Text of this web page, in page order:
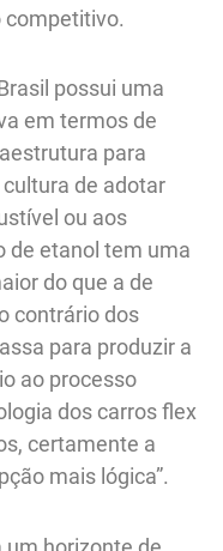
competitivo.
possui uma
em termos de
para
de adotar
ou aos
de etanol tem uma
do que a de
contrário dos
para produzir a
ao processo
dos carros flex
certamente a
mais lógica”.